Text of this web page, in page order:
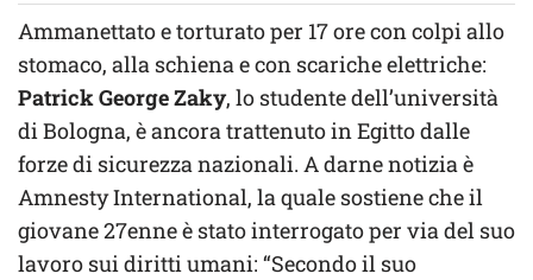
Ammanettato e torturato per 17 ore con colpi allo
stomaco, alla schiena e con scariche elettriche:
Patrick George Zaky, lo studente dell’università
di Bologna, è ancora trattenuto in Egitto dalle
forze di sicurezza nazionali. A darne notizia è
Amnesty International, la quale sostiene che il
giovane 27enne è stato interrogato per via del suo
lavoro sui diritti umani: “Secondo il suo